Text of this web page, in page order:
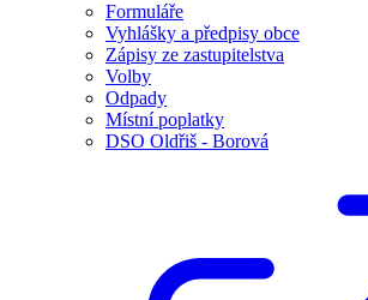
Formuláře
Vyhlášky a předpisy obce
Zápisy ze zastupitelstva
Volby
Odpady
Místní poplatky
DSO Oldřiš - Borová